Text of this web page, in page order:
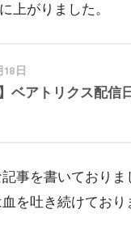
上がりました。
18日
】ベアトリクス配
事を書いており
を吐き続けており